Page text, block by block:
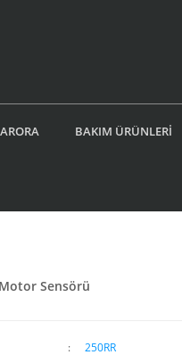
ARORA BAKIM ÜRÜNLERİ
Sensörü
250RR